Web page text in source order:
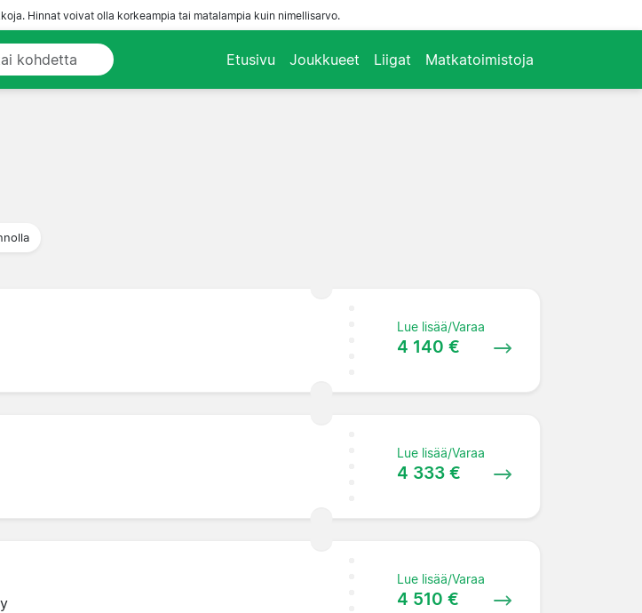
Hinnat voivat olla korkeampia tai matalampia kuin nimellisarvo.
Etusivu Joukkueet Liigat Matkatoimistoja
Lue lisää/Varaa
4 140 €
Lue lisää/Varaa
4 333 €
Lue lisää/Varaa
4 510 €